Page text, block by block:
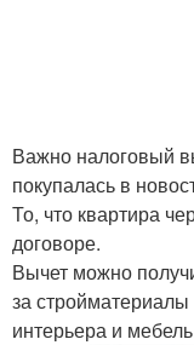
Важно налоговый
покупалась в
То, что квартира
договоре.
Вычет можно
за
интерьера и